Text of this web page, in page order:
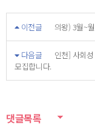
이전글 의왕) 3월~
다음글
인천] 사회
모집합니다.
댓글목록